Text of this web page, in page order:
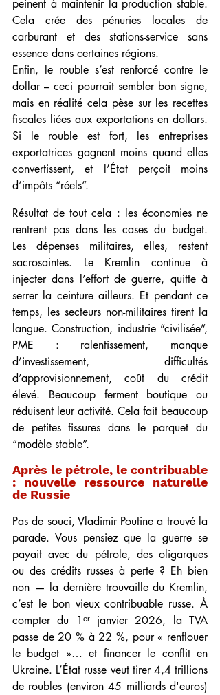
peinent à maintenir la production stable.
Cela crée des pénuries locales de
carburant et des stations-service sans
essence dans certaines régions.
Enfin, le rouble s’est renforcé contre le
dollar – ceci pourrait sembler bon signe,
mais en réalité cela pèse sur les recettes
fiscales liées aux exportations en dollars.
Si le rouble est fort, les entreprises
exportatrices gagnent moins quand elles
convertissent, et l’État perçoit moins
d’impôts “réels”.
Résultat de tout cela : les économies ne
rentrent pas dans les cases du budget.
Les dépenses militaires, elles, restent
sacrosaintes. Le Kremlin continue à
injecter dans l’effort de guerre, quitte à
serrer la ceinture ailleurs. Et pendant ce
temps, les secteurs non-militaires tirent la
langue. Construction, industrie “civilisée”,
PME : ralentissement, manque
d’investissement, difficultés
d’approvisionnement, coût du crédit
élevé. Beaucoup ferment boutique ou
réduisent leur activité. Cela fait beaucoup
de petites fissures dans le parquet du
“modèle stable”.
Après le pétrole, le contribuable
: nouvelle ressource naturelle
de Russie
Pas de souci, Vladimir Poutine a trouvé la
parade. Vous pensiez que la guerre se
payait avec du pétrole, des oligarques
ou des crédits russes à perte ? Eh bien
non — la dernière trouvaille du Kremlin,
c’est le bon vieux contribuable russe. À
compter du 1ᵉʳ janvier 2026, la TVA
passe de 20 % à 22 %, pour « renflouer
le budget »… et financer le conflit en
Ukraine. L’État russe veut tirer 4,4 trillions
de roubles (environ 45 milliards d'euros)